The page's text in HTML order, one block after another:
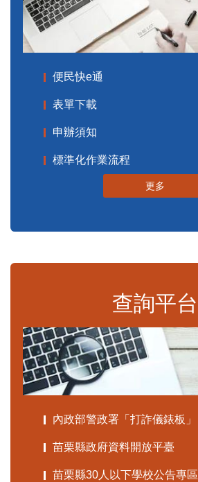
便民快e通
表單下載
申辦須知
標準化作業流程
更多
查詢平台
內政部警政署「打詐儀錶板」
苗栗縣政府資料開放平臺
苗栗縣30人以下學校公告專區